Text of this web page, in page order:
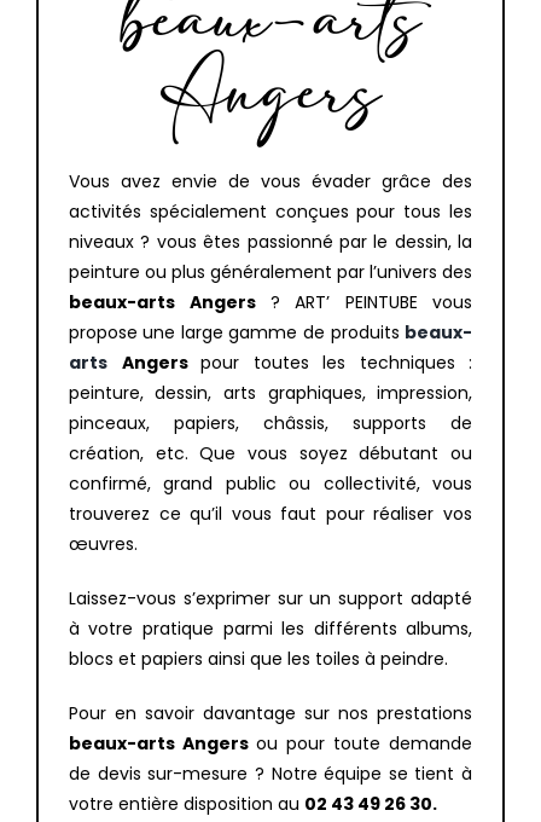
beaux-arts
Angers
Vous avez envie de vous évader grâce des
activités spécialement conçues pour tous les
niveaux ? vous êtes passionné par le dessin, la
peinture ou plus généralement par l’univers des
beaux-arts
Angers ? ART’ PEINTUBE vous
propose une large gamme de produits beaux-
arts
Angerspour toutes les techniques :
peinture, dessin, arts graphiques, impression,
pinceaux, papiers, châssis, supports de
création, etc. Que vous soyez débutant ou
confirmé, grand public ou collectivité, vous
trouverez ce qu’il vous faut pour réaliser vos
œuvres.
Laissez-vous s’exprimer sur un support adapté
à votre pratique parmi les différents albums,
blocs et papiers ainsi que les toiles à peindre.
Pour en savoir davantage sur nos prestations
beaux-arts Angers ou pour toute demande
de devis sur-mesure ? Notre équipe se tient à
votre entière disposition au 02 43 49 26 30.